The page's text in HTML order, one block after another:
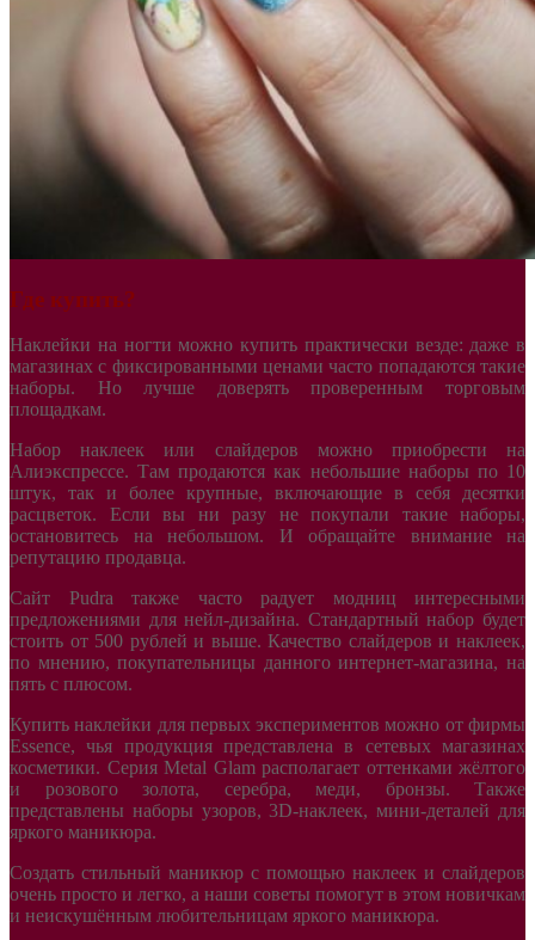
Где купить?
Наклейки на ногти можно купить практически везде: даже в
магазинах с фиксированными ценами часто попадаются такие
наборы. Но лучше доверять проверенным торговым
площадкам.
Набор наклеек или слайдеров можно приобрести на
Алиэкспрессе. Там продаются как небольшие наборы по 10
штук, так и более крупные, включающие в себя десятки
расцветок. Если вы ни разу не покупали такие наборы,
остановитесь на небольшом. И обращайте внимание на
репутацию продавца.
Сайт Pudra также часто радует модниц интересными
предложениями для нейл-дизайна. Стандартный набор будет
стоить от 500 рублей и выше. Качество слайдеров и наклеек,
по мнению, покупательницы данного интернет-магазина, на
пять с плюсом.
Купить наклейки для первых экспериментов можно от фирмы
Essence, чья продукция представлена в сетевых магазинах
косметики. Серия Metal Glam располагает оттенками жёлтого
и розового золота, серебра, меди, бронзы. Также
представлены наборы узоров, 3D-наклеек, мини-деталей для
яркого маникюра.
Создать стильный маникюр с помощью наклеек и слайдеров
очень просто и легко, а наши советы помогут в этом новичкам
и неискушённым любительницам яркого маникюра.